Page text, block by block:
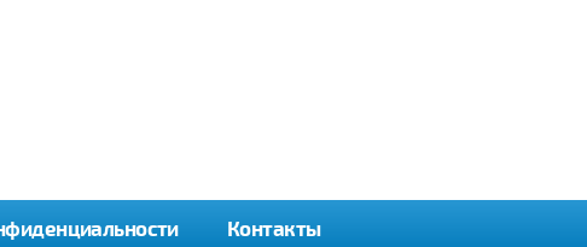
Контакты